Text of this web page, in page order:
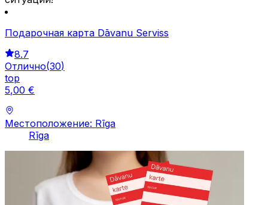
Подарочная карта Dāvanu Serviss
8.7
Отлично(30)
top
5,00 €
Местоположение: Rīga
Rīga